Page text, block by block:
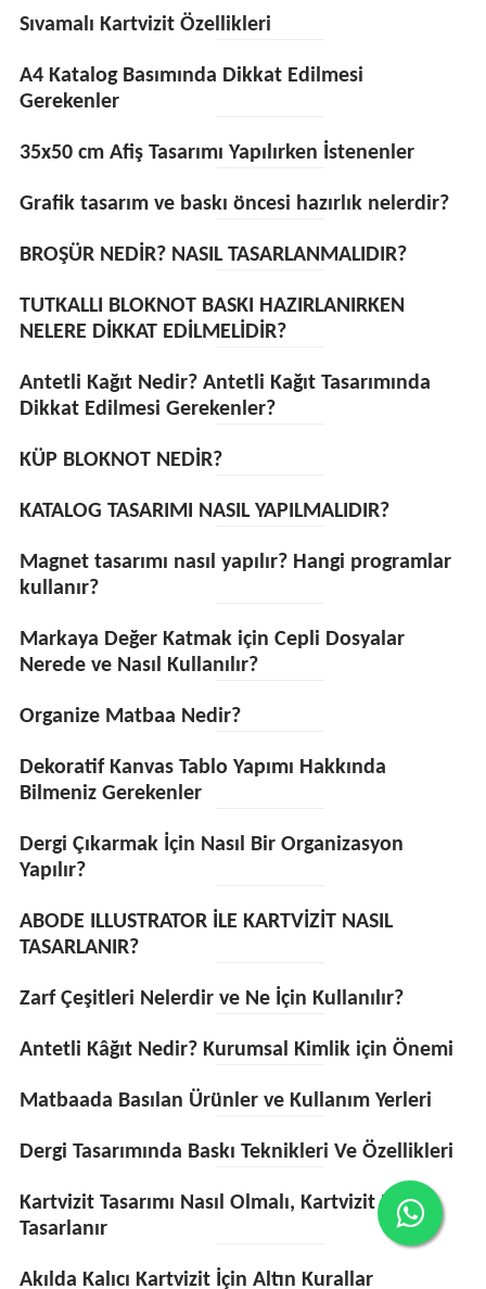
Sıvamalı Kartvizit Özellikleri
A4 Katalog Basımında Dikkat Edilmesi
Gerekenler
35x50 cm Afiş Tasarımı Yapılırken İstenenler
Grafik tasarım ve baskı öncesi hazırlık nelerdir?
BROŞÜR NEDİR? NASIL TASARLANMALIDIR?
TUTKALLI BLOKNOT BASKI HAZIRLANIRKEN
NELERE DİKKAT EDİLMELİDİR?
Antetli Kağıt Nedir? Antetli Kağıt Tasarımında
Dikkat Edilmesi Gerekenler?
KÜP BLOKNOT NEDİR?
KATALOG TASARIMI NASIL YAPILMALIDIR?
Magnet tasarımı nasıl yapılır? Hangi programlar
kullanır?
Markaya Değer Katmak için Cepli Dosyalar
Nerede ve Nasıl Kullanılır?
Organize Matbaa Nedir?
Dekoratif Kanvas Tablo Yapımı Hakkında
Bilmeniz Gerekenler
Dergi Çıkarmak İçin Nasıl Bir Organizasyon
Yapılır?
ABODE ILLUSTRATOR İLE KARTVİZİT NASIL
TASARLANIR?
Zarf Çeşitleri Nelerdir ve Ne İçin Kullanılır?
Antetli Kâğıt Nedir? Kurumsal Kimlik için Önemi
Matbaada Basılan Ürünler ve Kullanım Yerleri
Dergi Tasarımında Baskı Teknikleri Ve Özellikleri
Kartvizit Tasarımı Nasıl Olmalı, Kartvizit Nasıl
Tasarlanır
Akılda Kalıcı Kartvizit İçin Altın Kurallar